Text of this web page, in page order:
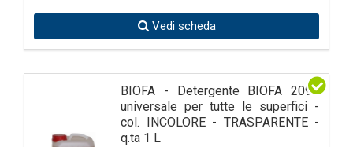
Vedi scheda
BIOFA - Detergente BIOFA 2090
universale per tutte le superfici -
col. INCOLORE - TRASPARENTE -
q.ta 1 L